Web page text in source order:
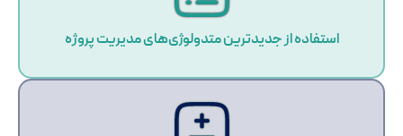
استفاده از جدیدترین متدولوژی‌های مدیریت پروژه